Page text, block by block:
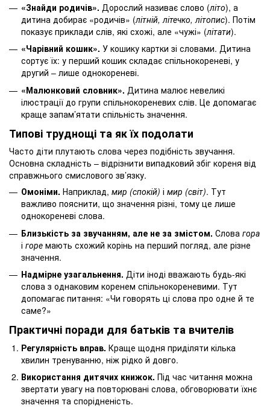
«Знайди родичів». Дорослий називає слово (літо), а
дитина добирає «родичів» (літній, літечко, літопис). Потім
показує приклади слів, які схожі, але «чужі» (літати).
«Чарівний кошик». У кошику картки зі словами. Дитина
сортує їх: у перший кошик складає спільнокореневі, у
другий – лише однокореневі.
«Малюнковий словник». Дитина малює невеликі
ілюстрації до групи спільнокореневих слів. Це допомагає
краще запам’ятати спільність значення.
Типові труднощі та як їх подолати
Часто діти плутають слова через подібність звучання.
Основна складність – відрізнити випадковий збіг кореня від
справжнього смислового зв’язку.
Омоніми. Наприклад, мир (спокій) і мир (світ). Тут
важливо пояснити, що значення різні, тому це лише
однокореневі слова.
Близькість за звучанням, але не за змістом. Слова гора
і горе мають схожий корінь на перший погляд, але різне
значення.
Надмірне узагальнення. Діти іноді вважають будь-які
слова з однаковим коренем спільнокореневими. Тут
допомагає питання: «Чи говорять ці слова про одне й те
саме?»
Практичні поради для батьків та вчителів
Регулярність вправ. Краще щодня приділяти кілька
хвилин тренуванню, ніж рідко й довго.
Використання дитячих книжок. Під час читання можна
звертати увагу на повторювані слова, обговорювати їхнє
значення та спорідненість.